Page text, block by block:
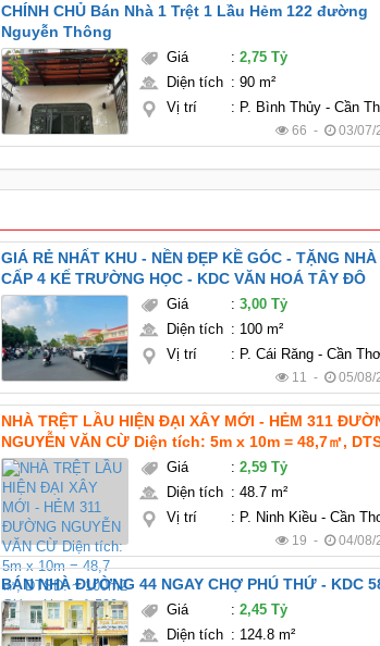
CHÍNH CHỦ Bán Nhà 1 Trệt 1 Lầu Hẻm 122 đường
Nguyễn Thông
Giá :2,75 Tỷ
Diện tích :90 m²
Vị trí
: P. Bình Thủy - Cần
66 - 03/07/
GIÁ RẺ NHẤT KHU - NỀN ĐẸP KỀ GÓC - TẶNG NHÀ
CẤP 4 KẾ TRƯỜNG HỌC - KDC VĂN HOÁ TÂY ĐÔ
Giá :3,00 Tỷ
Diện tích : 100 m²
Vị trí
: P. Cái Răng - Cần
11 - 05/08/
NHÀ TRỆT LẦU HIỆN ĐẠI XÂY MỚI - HẺM 311
NGUYỄN VĂN CỪ Diện tích: 5m x 10m = 48,7㎡,
~ 100m2 Giá mới : 2 tỷ 590 triệu TL chính chủ Pháp lý:
thổ cư hoàn công Hướng: Tây bắc
Giá :2,59 Tỷ
Diện tích :48.7 m²
Vị trí
: P. Ninh Kiều - Cần
19 - 04/08/
BÁN NHÀ ĐƯỜNG 44 NGAY CHỢ PHÚ THỨ - KDC
Giá :2,45 Tỷ
Diện tích : 124.8 m²